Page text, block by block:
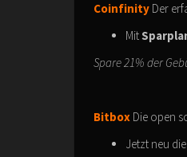
Coinfinity Der
Mit
Spare 21% der
Bitbox Die open
Jetzt neu die